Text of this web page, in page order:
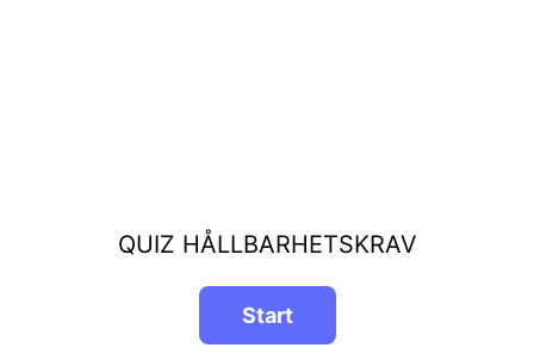
QUIZ HÅLLBARHETSKRAV